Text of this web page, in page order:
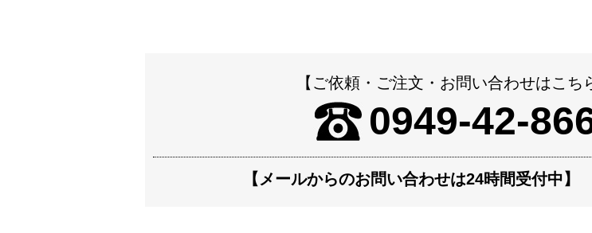
【ご依頼・ご注文・お問い合わせはこち
0949-42-
【メールからのお問い合わせは24時間受付中】